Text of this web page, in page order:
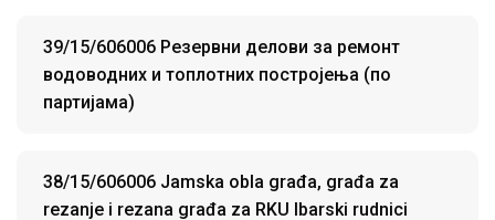
39/15/606006 Резервни делови за ремонт
водоводних и топлотних постројења (по
партијама)
38/15/606006 Jamska obla građa, građa za
rezanje i rezana građa za RKU Ibarski rudnici